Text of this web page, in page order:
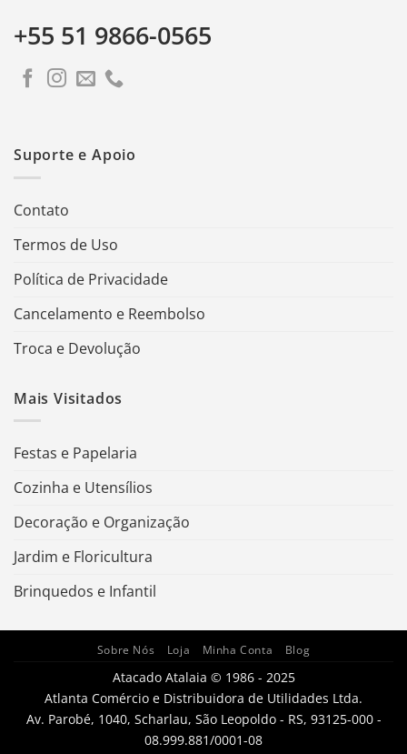
+55 51 9866-0565
Suporte e Apoio
Contato
Termos de Uso
Política de Privacidade
Cancelamento e Reembolso
Troca e Devolução
Mais Visitados
Festas e Papelaria
Cozinha e Utensílios
Decoração e Organização
Jardim e Floricultura
Brinquedos e Infantil
Sobre Nós Loja Minha Conta Blog
Atacado Atalaia © 1986 - 2025
Atlanta Comércio e Distribuidora de Utilidades Ltda.
Av. Parobé, 1040, Scharlau, São Leopoldo - RS, 93125-000 -
08.999.881/0001-08